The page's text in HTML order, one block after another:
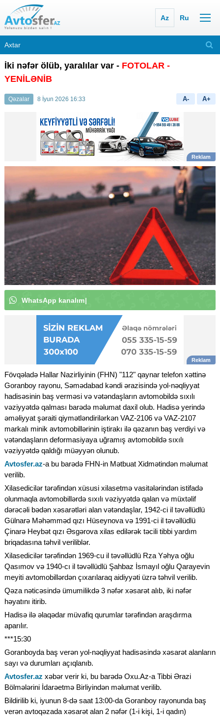
Az Ru
İki nəfər ölüb, yaralılar var - FOTOLAR -
YENİLƏNİB
Qəzalar 8 İyun 2026 16:33 A- A+
WhatsApp kanalımı
Fövqəladə Hallar Nazirliyinin (FHN) "112" qaynar telefon xəttinə
Goranboy rayonu, Səmədabad kəndi ərazisində yol-nəqliyyat
hadisəsinin baş verməsi və vətəndaşların avtomobildə sıxılı
vəziyyətdə qalması barədə məlumat daxil olub. Hadisə yerində
əməliyyat şəraiti qiymətləndirilərkən VAZ-2106 və VAZ-2107
markalı minik avtomobillərinin iştirakı ilə qəzanın baş verdiyi və
vətəndaşların deformasiyaya uğramış avtomobildə sıxılı
vəziyyətdə qaldığı müəyyən olunub.
Avtosfer.az-a bu barədə FHN-in Mətbuat Xidmətindən məlumat
verilib.
Xilasedicilər tərəfindən xüsusi xilasetmə vasitələrindən istifadə
olunmaqla avtomobillərdə sıxılı vəziyyətdə qalan və müxtəlif
dərəcəli bədən xəsarətləri alan vətəndaşlar, 1942-ci il təvəllüdlü
Gülnarə Məhəmməd qızı Hüseynova və 1991-ci il təvəllüdlü
Çinarə Heybət qızı Əsgərova xilas edilərək təcili tibbi yardım
briqadasına təhvil veriliblər.
Xilasedicilər tərəfindən 1969-cu il təvəllüdlü Rza Yəhya oğlu
Qasımov və 1940-cı il təvəllüdlü Şahbaz İsmayıl oğlu Qarayevin
meyiti avtomobillərdən çıxarılaraq aidiyyəti üzrə təhvil verilib.
Qəza nəticəsində ümumilikdə 3 nəfər xəsarət alıb, iki nəfər
həyatını itirib.
Hadisə ilə əlaqədar müvafiq qurumlar tərəfindən araşdırma
aparılır.
***15:30
Goranboyda baş verən yol-nəqliyyat hadisəsində xəsarət alanların
sayı və durumları açıqlanıb.
Avtosfer.az xəbər verir ki, bu barədə Oxu.Az-a Tibbi Ərazi
Bölmələrini İdarəetmə Birliyindən məlumat verilib.
Bildirilib ki, iyunun 8-də saat 13:00-da Goranboy rayonunda baş
verən avtoqəzada xəsarət alan 2 nəfər (1-i kişi, 1-i qadın)